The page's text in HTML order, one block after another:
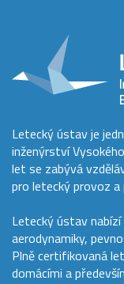
Letecký ústav je
inženýrství
let se zabývá
pro letecký provoz a
Letecký ústav
aerodynamiky,
Plně certifikovaná
domácími a